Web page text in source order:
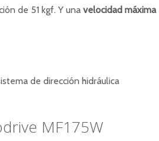
de 51 kgf. Y una velocidad máxima
de dirección hidráulica
MF175W